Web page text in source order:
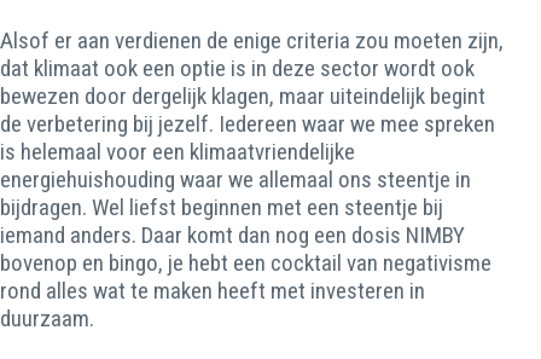
Alsof er aan verdienen de enige criteria zou moeten zijn,
dat klimaat ook een optie is in deze sector wordt ook
bewezen door dergelijk klagen, maar uiteindelijk begint
de verbetering bij jezelf. Iedereen waar we mee spreken
is helemaal voor een klimaatvriendelijke
energiehuishouding waar we allemaal ons steentje in
bijdragen. Wel liefst beginnen met een steentje bij
iemand anders. Daar komt dan nog een dosis NIMBY
bovenop en bingo, je hebt een cocktail van negativisme
rond alles wat te maken heeft met investeren in
duurzaam.